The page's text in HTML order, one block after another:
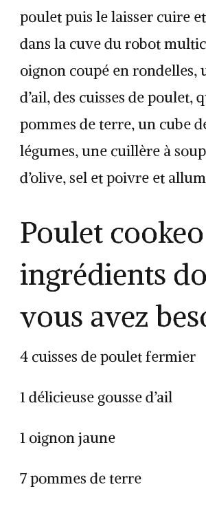
poulet puis le laisser cuire
dans la cuve du robot
oignon coupé en rondelles,
d’ail, des cuisses de poulet,
pommes de terre, un cube
légumes, une cuillère à
d’olive, sel et poivre et
Poulet
ingrédients
vous avez
4 cuisses de poulet fermier
1 délicieuse gousse d’ail
1 oignon jaune
7 pommes de terre